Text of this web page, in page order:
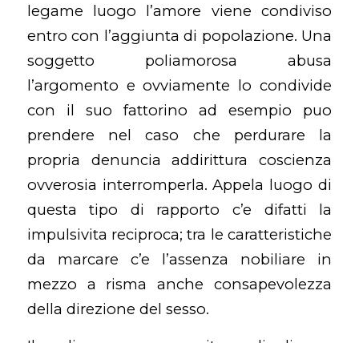
legame luogo l’amore viene condiviso
entro con l’aggiunta di popolazione. Una
soggetto poliamorosa abusa
l’argomento e ovviamente lo condivide
con il suo fattorino ad esempio puo
prendere nel caso che perdurare la
propria denuncia addirittura coscienza
ovverosia interromperla. Appela luogo di
questa tipo di rapporto c’e difatti la
impulsivita reciproca; tra le caratteristiche
da marcare c’e l’assenza nobiliare in
mezzo a risma anche consapevolezza
della direzione del sesso.